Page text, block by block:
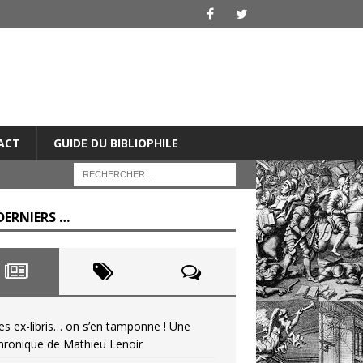
GUIDE DU BIBLIOPHILE
…
ex-libris… on s’en tamponne ! Une
de Mathieu Lenoir